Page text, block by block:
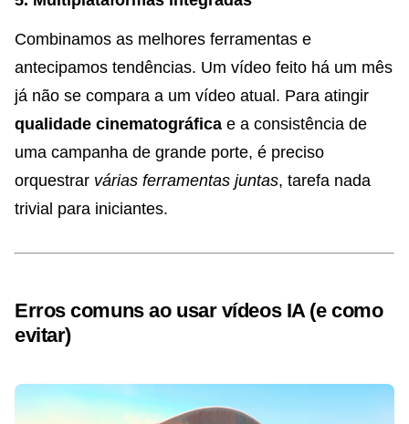
Combinamos as melhores ferramentas e
antecipamos tendências. Um vídeo feito há um mês
já não se compara a um vídeo atual. Para atingir
qualidade cinematográfica e a consistência de
uma campanha de grande porte, é preciso
orquestrar várias ferramentas juntas, tarefa nada
trivial para iniciantes.
Erros comuns ao usar vídeos IA (e como
evitar)